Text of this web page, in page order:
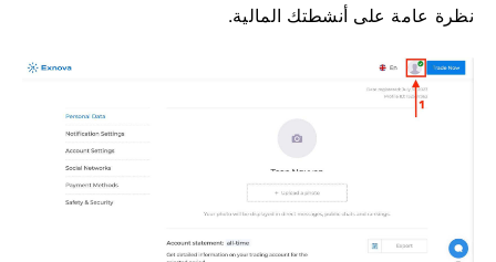
نظرة عامة على أنشطتك المالية.